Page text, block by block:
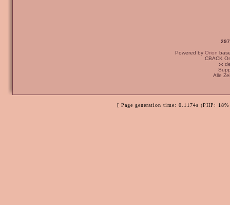
Powered by Orion
CBACK
:-:
Alle
[ Page generation time: 0.1174s (PHP: